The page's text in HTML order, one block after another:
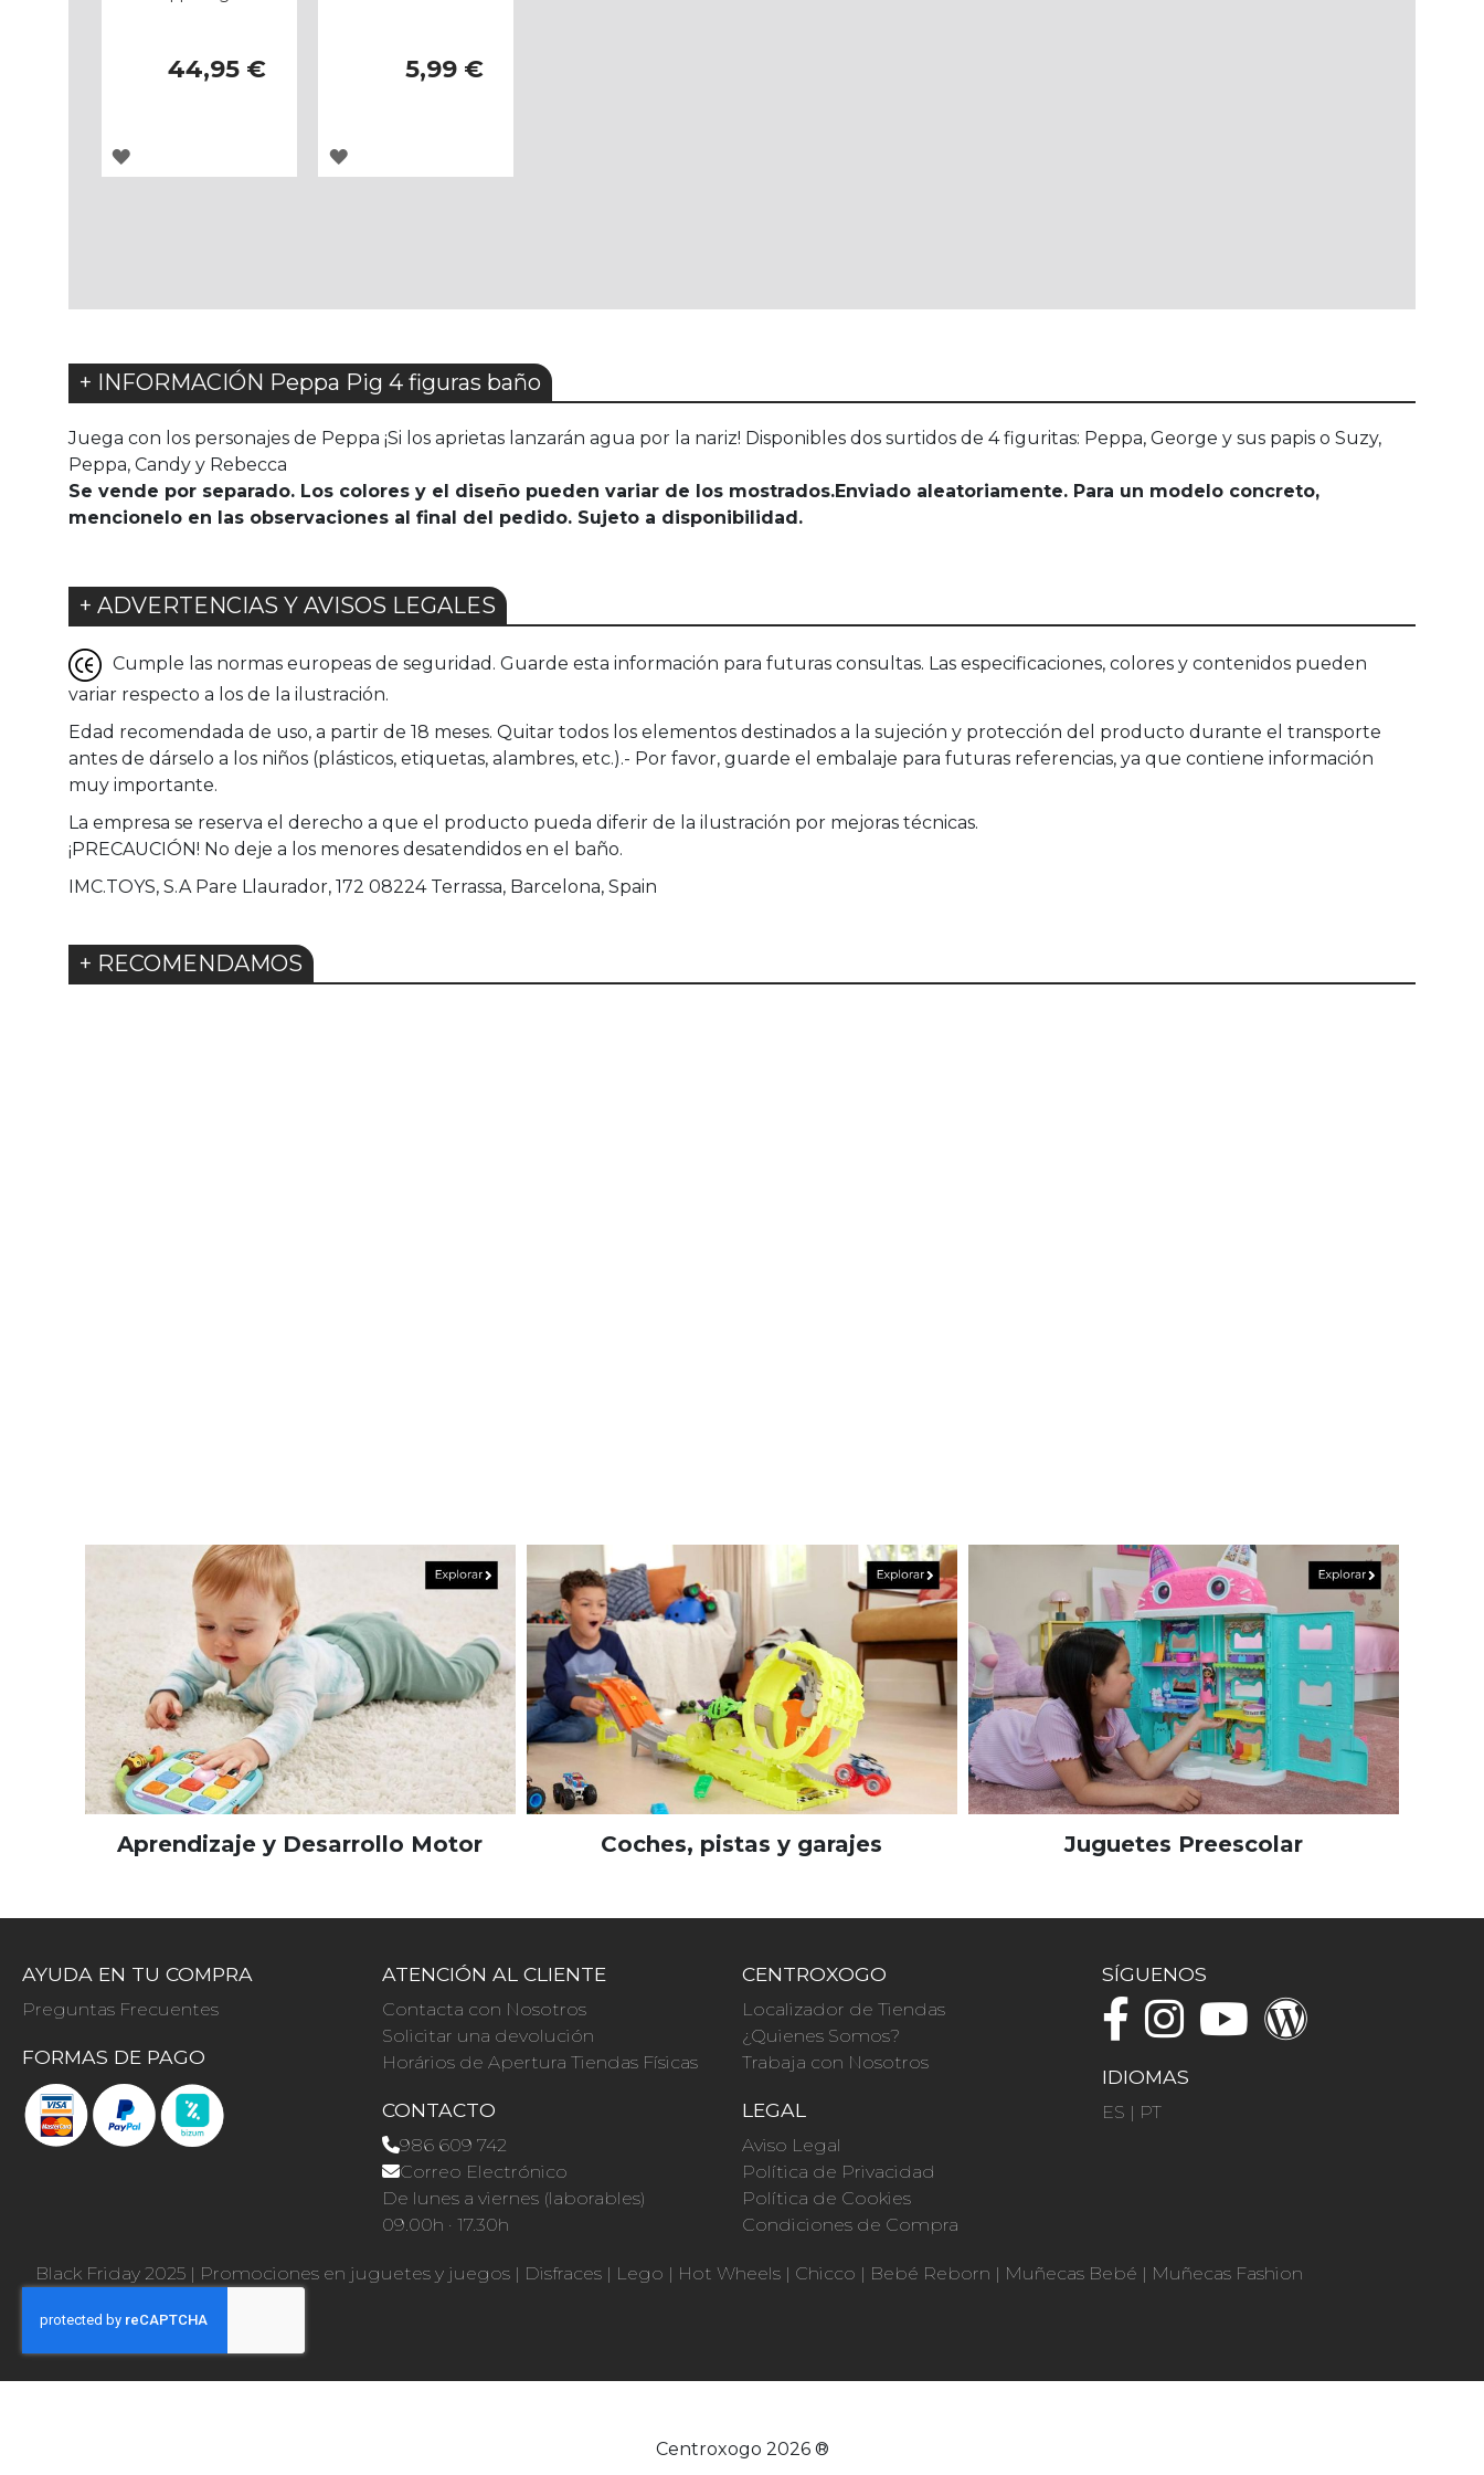
44,95 €
AGREGAR
5,99 €
AGREGAR
+ INFORMACIÓN Peppa Pig 4 figuras baño
Juega con los personajes de Peppa ¡Si los aprietas lanzarán agua por la nariz! Disponibles dos surtidos de 4 figuritas: Peppa, George y sus papis o Suzy,
Peppa, Candy y Rebecca
Se vende por separado. Los colores y el diseño pueden variar de los mostrados.Enviado aleatoriamente. Para un modelo concreto,
mencionelo en las observaciones al final del pedido. Sujeto a disponibilidad.
+ ADVERTENCIAS Y AVISOS LEGALES
Cumple las normas europeas de seguridad. Guarde esta información para futuras consultas. Las especificaciones, colores y contenidos pueden
variar respecto a los de la ilustración.
Edad recomendada de uso, a partir de 18 meses. Quitar todos los elementos destinados a la sujeción y protección del producto durante el transporte
antes de dárselo a los niños (plásticos, etiquetas, alambres, etc.).- Por favor, guarde el embalaje para futuras referencias, ya que contiene información
muy importante.
La empresa se reserva el derecho a que el producto pueda diferir de la ilustración por mejoras técnicas.
¡PRECAUCIÓN! No deje a los menores desatendidos en el baño.
IMC.TOYS, S.A Pare Llaurador, 172 08224 Terrassa, Barcelona, Spain
+ RECOMENDAMOS
Aprendizaje y Desarrollo Motor Coches, pistas y garajes Juguetes Preescolar
AYUDA EN TU COMPRA
Preguntas Frecuentes
FORMAS DE PAGO
ATENCIÓN AL CLIENTE
Contacta con Nosotros
Solicitar una devolución
Horários de Apertura Tiendas Físicas
CONTACTO
986 609 742
Correo Electrónico
De lunes a viernes (laborables)
09.00h · 17.30h
CENTROXOGO
Localizador de Tiendas
¿Quienes Somos?
Trabaja con Nosotros
LEGAL
Aviso Legal
Política de Privacidad
Política de Cookies
Condiciones de Compra
SÍGUENOS
IDIOMAS
ES | PT
Black Friday 2025 | Promociones en juguetes y juegos | Disfraces | Lego | Hot Wheels | Chicco | Bebé Reborn | Muñecas Bebé | Muñecas Fashion
Centroxogo 2026 ®